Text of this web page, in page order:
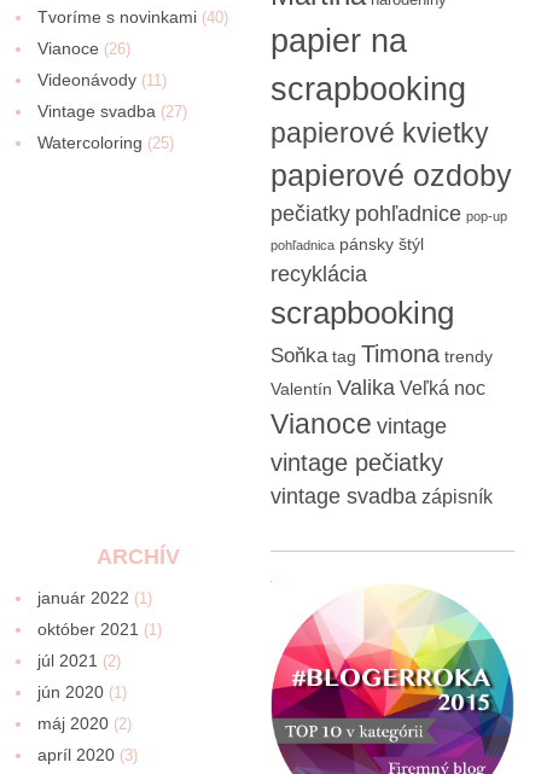
Tvoríme s novinkami (40)
Vianoce (26)
Videonávody (11)
Vintage svadba (27)
Watercoloring (25)
papier na
scrapbooking
papierové kvietky
papierové ozdoby
pečiatky pohľadnice pop-up
pohľadnica pánsky štýl
recyklácia
scrapbooking
Soňka tag Timona trendy
Valentín Valika Veľká noc
Vianoce vintage
vintage pečiatky
vintage svadba zápisník
ARCHÍV
január 2022 (1)
október 2021 (1)
júl 2021 (2)
jún 2020 (1)
máj 2020 (2)
apríl 2020 (3)